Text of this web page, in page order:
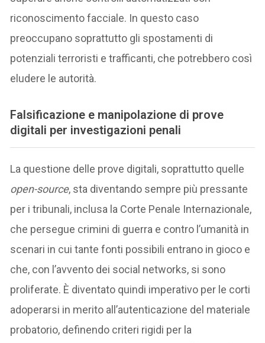
riconoscimento facciale. In questo caso
preoccupano soprattutto gli spostamenti di
potenziali terroristi e trafficanti, che potrebbero così
eludere le autorità.
Falsificazione e manipolazione di prove
digitali per investigazioni penali
La questione delle prove digitali, soprattutto quelle
open-source, sta diventando sempre più pressante
per i tribunali, inclusa la Corte Penale Internazionale,
che persegue crimini di guerra e contro l’umanità in
scenari in cui tante fonti possibili entrano in gioco e
che, con l’avvento dei social networks, si sono
proliferate. È diventato quindi imperativo per le corti
adoperarsi in merito all’autenticazione del materiale
probatorio, definendo criteri rigidi per la